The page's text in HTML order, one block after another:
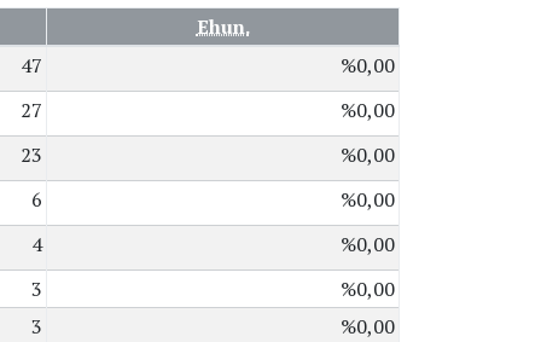
Ehun.
47
%0,00
27
%0,00
23
%0,00
6
%0,00
4
%0,00
3
%0,00
3
%0,00